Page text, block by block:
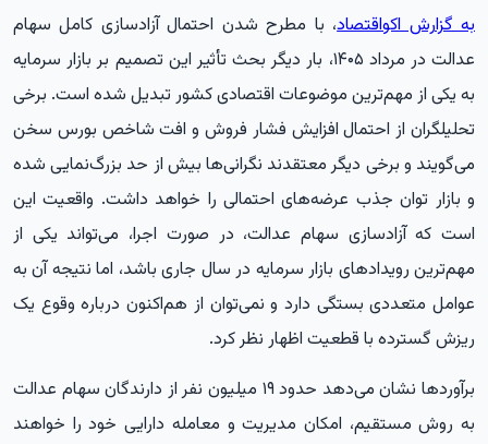
به گزارش اکواقتصاد، با مطرح شدن احتمال آزادسازی کامل سهام
عدالت در مرداد ۱۴۰۵، بار دیگر بحث تأثیر این تصمیم بر بازار سرمایه
به یکی از مهم‌ترین موضوعات اقتصادی کشور تبدیل شده است. برخی
تحلیلگران از احتمال افزایش فشار فروش و افت شاخص بورس سخن
می‌گویند و برخی دیگر معتقدند نگرانی‌ها بیش از حد بزرگ‌نمایی شده
و بازار توان جذب عرضه‌های احتمالی را خواهد داشت. واقعیت این
است که آزادسازی سهام عدالت، در صورت اجرا، می‌تواند یکی از
مهم‌ترین رویدادهای بازار سرمایه در سال جاری باشد، اما نتیجه آن به
عوامل متعددی بستگی دارد و نمی‌توان از هم‌اکنون درباره وقوع یک
ریزش گسترده با قطعیت اظهار نظر کرد.
برآوردها نشان می‌دهد حدود ۱۹ میلیون نفر از دارندگان سهام عدالت
به روش مستقیم، امکان مدیریت و معامله دارایی خود را خواهند